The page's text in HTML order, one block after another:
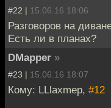
#22 | 15.06.16 18:06
Разговоров на
Есть ли в планах?
DMapper »
#23 | 15.06.16 18:07
Кому: LLlaxmep, #12